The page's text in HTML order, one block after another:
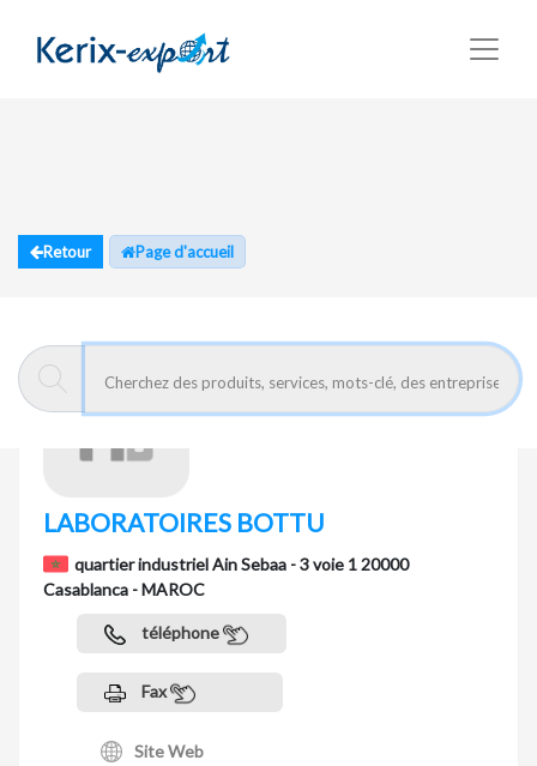
Retour Page d'accueil
LABORATOIRES BOTTU
quartier industriel Ain Sebaa - 3 voie 1 20000
Casablanca - MAROC
téléphone
Fax
Site Web